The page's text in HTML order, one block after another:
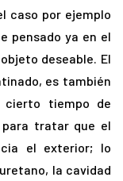
caso por ejemplo
pensado ya en el
deseable. El
es también
cierto tiempo de
para tratar que el
el exterior; lo
la cavidad